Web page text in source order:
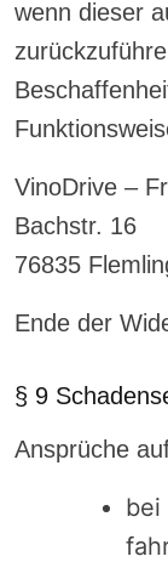
wenn dieser
VinoDrive –
Bachstr. 16
76835
Ende der
§ 9
Ansprüche
bei